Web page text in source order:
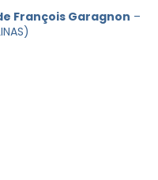
François Garagnon –